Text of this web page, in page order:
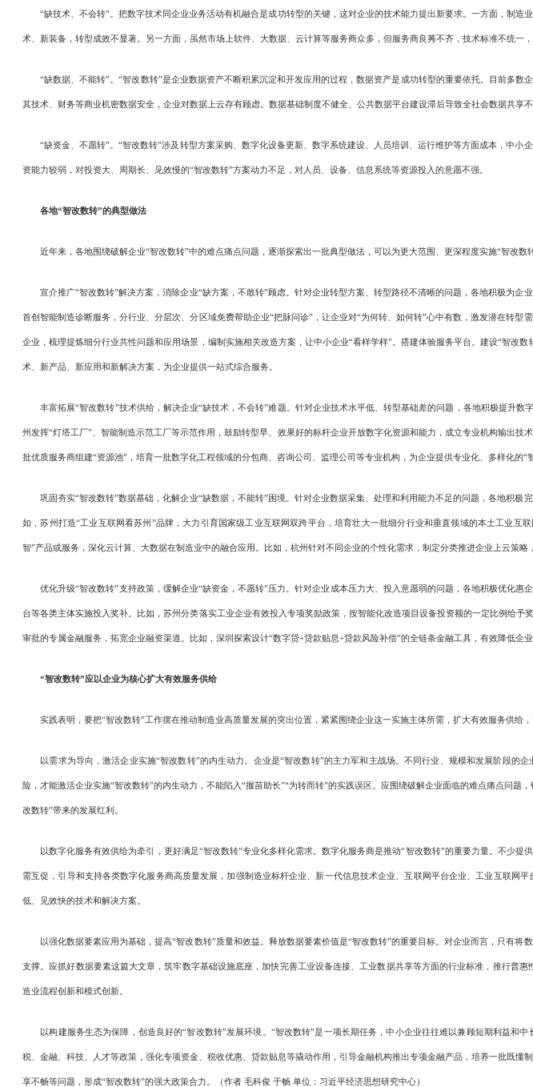
“缺技术、不会转”。把数字技术同企业业务活动有机融合是成功转型的关键，这对企业的技术能力提出新要求。一方面，制造
术、新装备，转型成效不显著。另一方面，虽然市场上软件、大数据、云计算等服务商众多，但服务商良莠不齐，技术标准不统一
“缺数据、不能转”。“智改数转”是企业数据资产不断积累沉淀和开发应用的过程，数据资产是成功转型的重要依托。目前多数
其技术、财务等商业机密数据安全，企业对数据上云存有顾虑。数据基础制度不健全、公共数据平台建设滞后导致全社会数据共享不
“缺资金、不愿转”。“智改数转”涉及转型方案采购、数字化设备更新、数字系统建设、人员培训、运行维护等方面成本，中小
资能力较弱，对投资大、周期长、见效慢的“智改数转”方案动力不足，对人员、设备、信息系统等资源投入的意愿不强。
各地“智改数转”的典型做法
近年来，各地围绕破解企业“智改数转”中的难点痛点问题，逐渐探索出一批典型做法，可以为更大范围、更深程度实施“智改数转
宣介推广“智改数转”解决方案，消除企业“缺方案，不敢转”顾虑。针对企业转型方案、转型路径不清晰的问题，各地积极为企
首创智能制造诊断服务，分行业、分层次、分区域免费帮助企业“把脉问诊”，让企业对“为何转、如何转”心中有数，激发潜在转
企业，梳理提炼细分行业共性问题和应用场景，编制实施相关改造方案，让中小企业“看样学样”。搭建体验服务平台。建设“智
术、新产品、新应用和新解决方案，为企业提供一站式综合服务。
丰富拓展“智改数转”技术供给，解决企业“缺技术，不会转”难题。针对企业技术水平低、转型基础差的问题，各地积极提升数
州发挥“灯塔工厂”、智能制造示范工厂等示范作用，鼓励转型早、效果好的标杆企业开放数字化资源和能力，成立专业机构输出
批优质服务商组建“资源池”，培育一批数字化工程领域的分包商、咨询公司、监理公司等专业机构，为企业提供专业化、多样化的“
巩固夯实“智改数转”数据基础，化解企业“缺数据，不能转”困境。针对企业数据采集、处理和利用能力不足的问题，各地积极
如，苏州打造“工业互联网看苏州”品牌，大力引育国家级工业互联网双跨平台，培育壮大一批细分行业和垂直领域的本土工业
智”产品或服务，深化云计算、大数据在制造业中的融合应用。比如，杭州针对不同企业的个性化需求，制定分类推进企业上云策
优化升级“智改数转”支持政策，缓解企业“缺资金，不愿转”压力。针对企业成本压力大、投入意愿弱的问题，各地积极优化惠
台等各类主体实施投入奖补。比如，苏州分类落实工业企业有效投入专项奖励政策，按智能化改造项目设备投资额的一定比例给
审批的专属金融服务，拓宽企业融资渠道。比如，深圳探索设计“数字贷+贷款贴息+贷款风险补偿”的全链条金融工具，有效降低企业
“智改数转”应以企业为核心扩大有效服务供给
实践表明，要把“智改数转”工作摆在推动制造业高质量发展的突出位置，紧紧围绕企业这一实施主体所需，扩大有效服务供给，
以需求为导向，激活企业实施“智改数转”的内生动力。企业是“智改数转”的主力军和主战场。不同行业、规模和发展阶段的
险，才能激活企业实施“智改数转”的内生动力，不能陷入“揠苗助长”“为转而转”的实践误区。应围绕破解企业面临的难点痛点问
改数转”带来的发展红利。
以数字化服务有效供给为牵引，更好满足“智改数转”专业化多样化需求。数字化服务商是推动“智改数转”的重要力量。不少提
需互促，引导和支持各类数字化服务商高质量发展，加强制造业标杆企业、新一代信息技术企业、互联网平台企业、工业互联
低、见效快的技术和解决方案。
以强化数据要素应用为基础，提高“智改数转”质量和效益。释放数据要素价值是“智改数转”的重要目标。对企业而言，只有将
支撑。应抓好数据要素这篇大文章，筑牢数字基础设施底座，加快完善工业设备连接、工业数据共享等方面的行业标准，推行普
造业流程创新和模式创新。
以构建服务生态为保障，创造良好的“智改数转”发展环境。“智改数转”是一项长期任务，中小企业往往难以兼顾短期利益和
税、金融、科技、人才等政策，强化专项资金、税收优惠、贷款贴息等撬动作用，引导金融机构推出专项金融产品，培养一批既
享不畅等问题，形成“智改数转”的强大政策合力。（作者 毛科俊 于畅 单位：习近平经济思想研究中心）